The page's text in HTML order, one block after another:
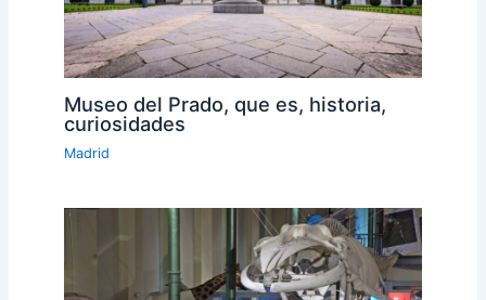
Museo del Prado, que es, historia,
curiosidades
Madrid